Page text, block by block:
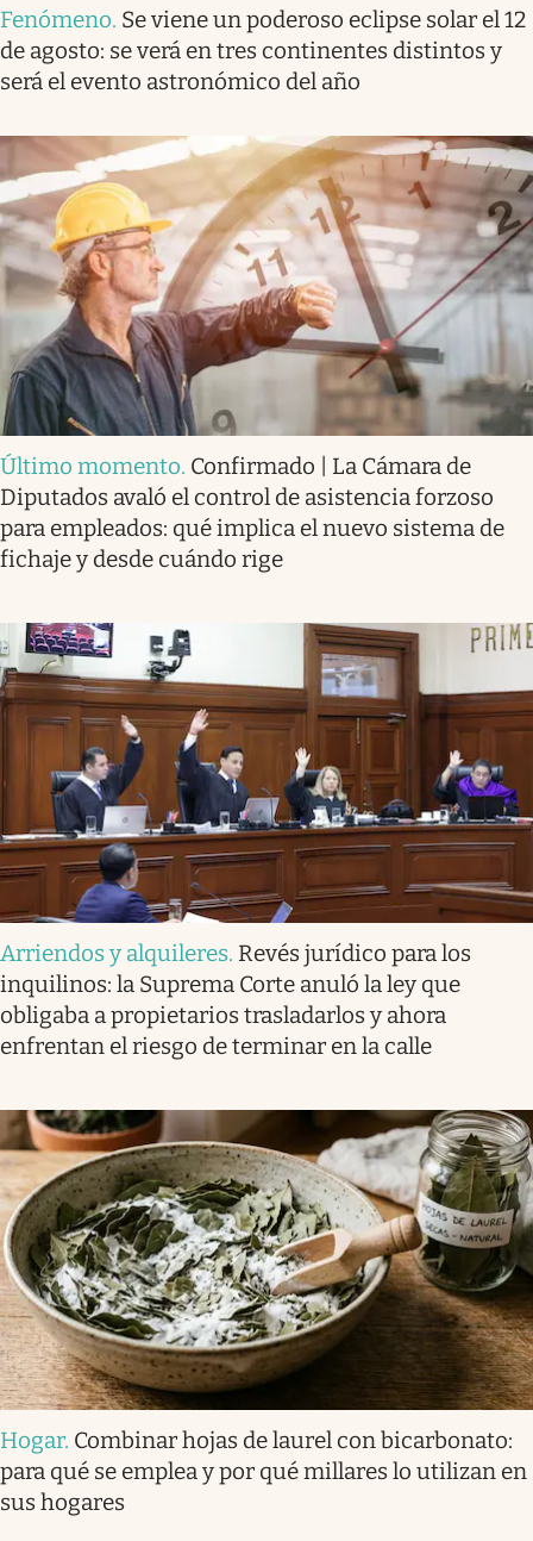
Fenómeno. Se viene un poderoso eclipse solar el 12
de agosto: se verá en tres continentes distintos y
será el evento astronómico del año
Último momento. Confirmado | La Cámara de
Diputados avaló el control de asistencia forzoso
para empleados: qué implica el nuevo sistema de
fichaje y desde cuándo rige
Arriendos y alquileres. Revés jurídico para los
inquilinos: la Suprema Corte anuló la ley que
obligaba a propietarios trasladarlos y ahora
enfrentan el riesgo de terminar en la calle
Hogar. Combinar hojas de laurel con bicarbonato:
para qué se emplea y por qué millares lo utilizan en
sus hogares